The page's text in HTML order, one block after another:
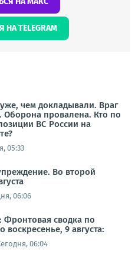
TELEGRAM
чем докладывали. Враг
Оборона провалена. Кто по
ВС России на
05:33
Во второй
06:06
Фронтовая сводка по
воскресенье, 9 августа:
06:04